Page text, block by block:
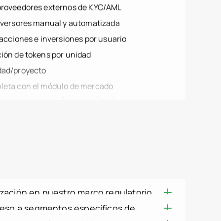
e inversiones por usuario
de tokens por unidad
proyecto
con el módulo de mercado
de acciones de admin (quién, qué,
basado en IP (auth, acciones,
acceso de administradores
en tiempo real (usuarios, ventas,
en nuestro marco regulatorio
a segmentos específicos de